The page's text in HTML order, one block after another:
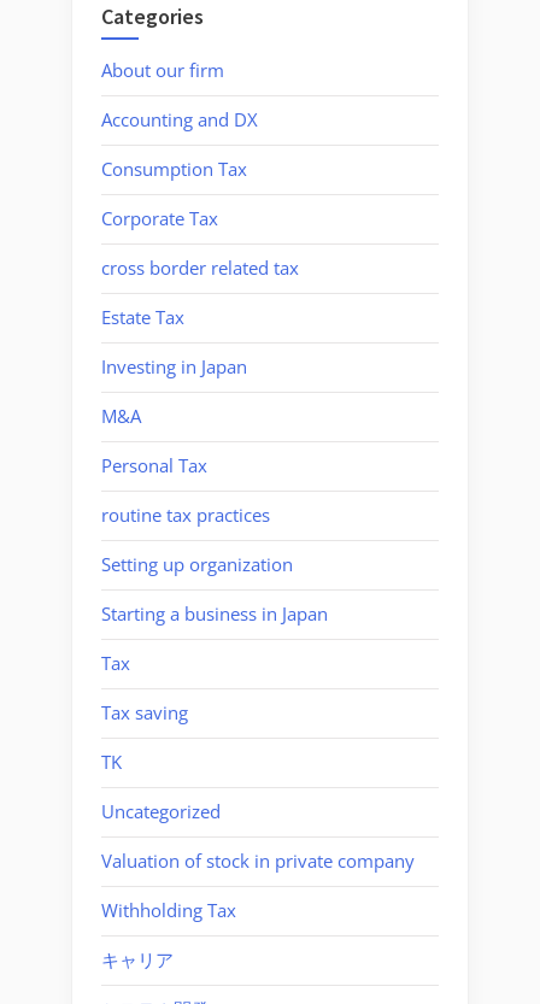
Categories
About our firm
Accounting and DX
Consumption Tax
Corporate Tax
cross border related tax
Estate Tax
Investing in Japan
M&A
Personal Tax
routine tax practices
Setting up organization
Starting a business in Japan
Tax
Tax saving
TK
Uncategorized
Valuation of stock in private company
Withholding Tax
キャリア